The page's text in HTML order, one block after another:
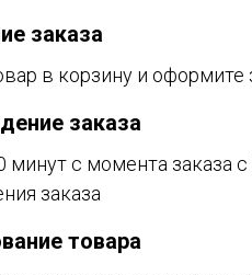
заказа
в корзину и оформите
заказа
минут с момента заказа
заказа
товара